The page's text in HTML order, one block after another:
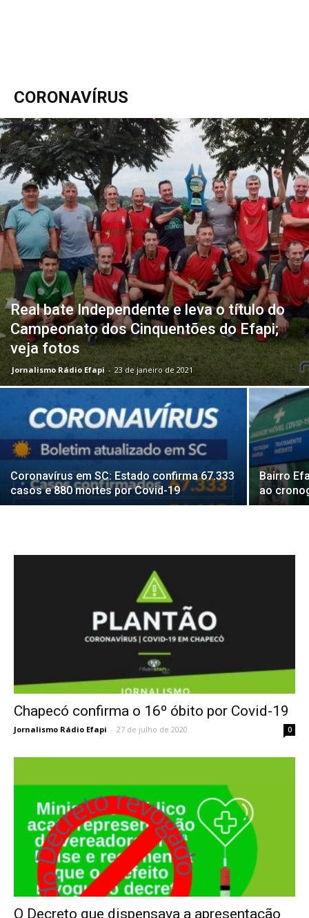
CORONAVÍRUS
Real bate Independente e leva o título do
Campeonato dos Cinquentões do Efapi;
veja fotos
Jornalismo Rádio Efapi - 23 de janeiro de 2021
Coronavírus em SC: Estado confirma 67.333
casos e 880 mortes por Covid-19
Bairro
ao
Chapecó confirma o 16º óbito por Covid-19
Jornalismo Rádio Efapi - 27 de julho de 2020 0
O Decreto que dispensava a apresentação